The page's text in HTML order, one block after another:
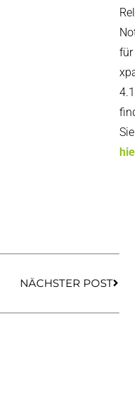
für
Sie
NÄCHSTER POST